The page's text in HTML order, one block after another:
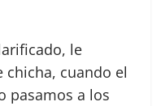
le
cuando el
pasamos a los